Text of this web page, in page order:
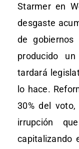
Starmer en
desgaste
de
producido
tardará
lo hace.
30% del
irrupción
capitalizando